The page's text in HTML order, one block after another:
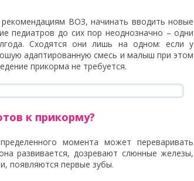
ВОЗ, начинать вводить новые
педиатров до сих пор неоднозначно – одни
Сходятся они лишь на одном: если у
адаптированную смесь и малыш при этом
прикорма не требуется.
к прикорму?
момента может переваривать
развивается, дозревают слюнные железы,
появляются первые зубы.